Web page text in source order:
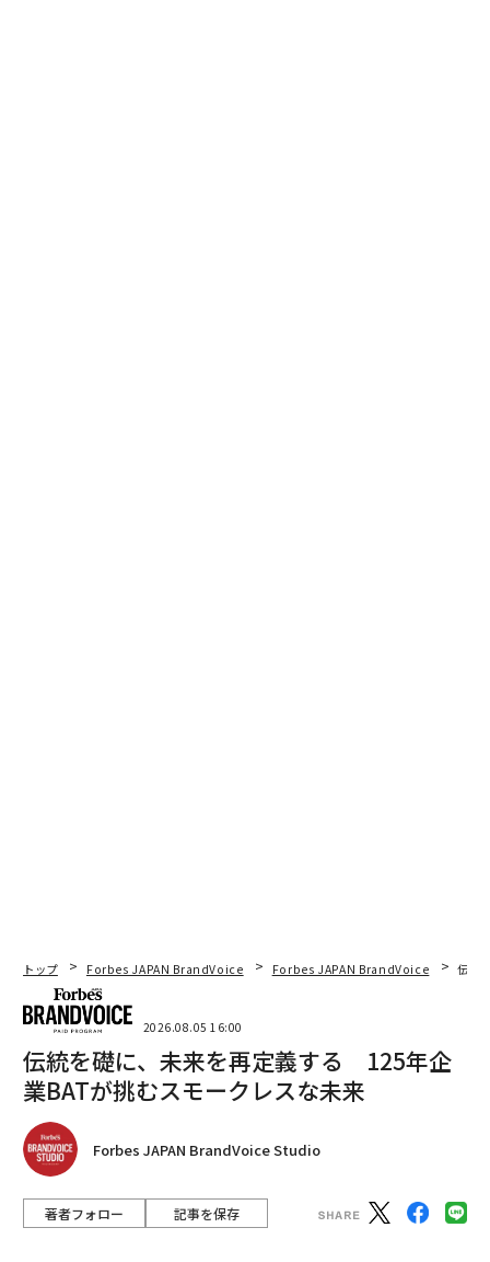
トップ Forbes JAPAN BrandVoice Forbes JAPAN BrandVoice 伝統
2026.08.05 16:00
伝統を礎に、未来を再定義する 125年企
業BATが挑むスモークレスな未来
Forbes JAPAN BrandVoice Studio
著者フォロー 記事を保存